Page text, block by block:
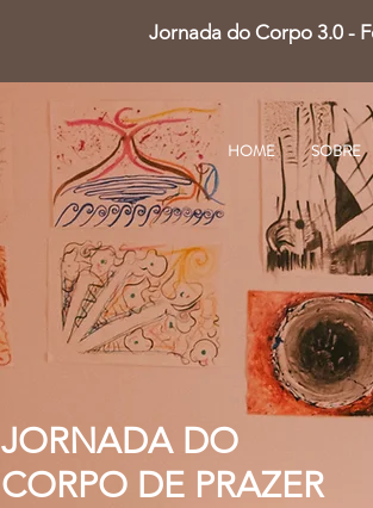
Jornada do Corpo 3.0 -
HOME SOBRE
JORNADA DO
CORPO DE PRAZER